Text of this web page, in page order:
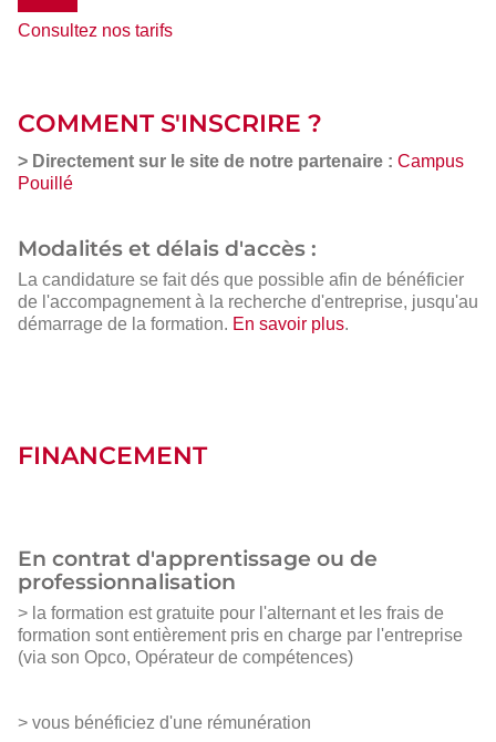
Consultez nos tarifs
COMMENT S'INSCRIRE ?
> Directement sur le site de notre partenaire : Campus
Pouillé
Modalités et délais d'accès :
La candidature se fait dés que possible afin de bénéficier
de l'accompagnement à la recherche d'entreprise, jusqu'au
démarrage de la formation. En savoir plus.
FINANCEMENT
En contrat d'apprentissage ou de
professionnalisation
> la formation est gratuite pour l'alternant et les frais de
formation sont entièrement pris en charge par l'entreprise
(via son Opco, Opérateur de compétences)
> vous bénéficiez d'une rémunération